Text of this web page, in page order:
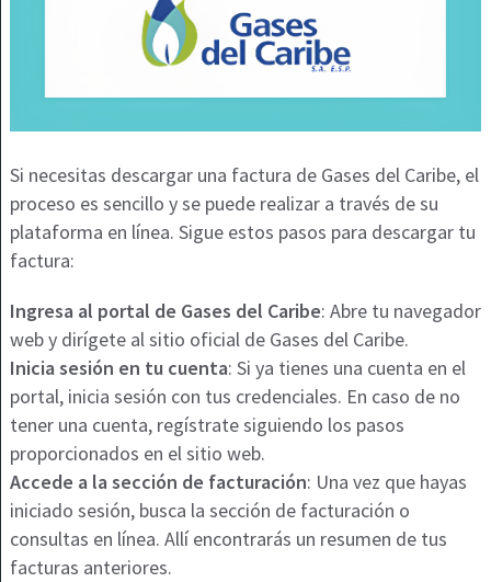
Si necesitas descargar una factura de Gases del Caribe, el
proceso es sencillo y se puede realizar a través de su
plataforma en línea. Sigue estos pasos para descargar tu
factura:
Ingresa al portal de Gases del Caribe: Abre tu navegador
web y dirígete al sitio oficial de Gases del Caribe.
Inicia sesión en tu cuenta: Si ya tienes una cuenta en el
portal, inicia sesión con tus credenciales. En caso de no
tener una cuenta, regístrate siguiendo los pasos
proporcionados en el sitio web.
Accede a la sección de facturación: Una vez que hayas
iniciado sesión, busca la sección de facturación o
consultas en línea. Allí encontrarás un resumen de tus
facturas anteriores.